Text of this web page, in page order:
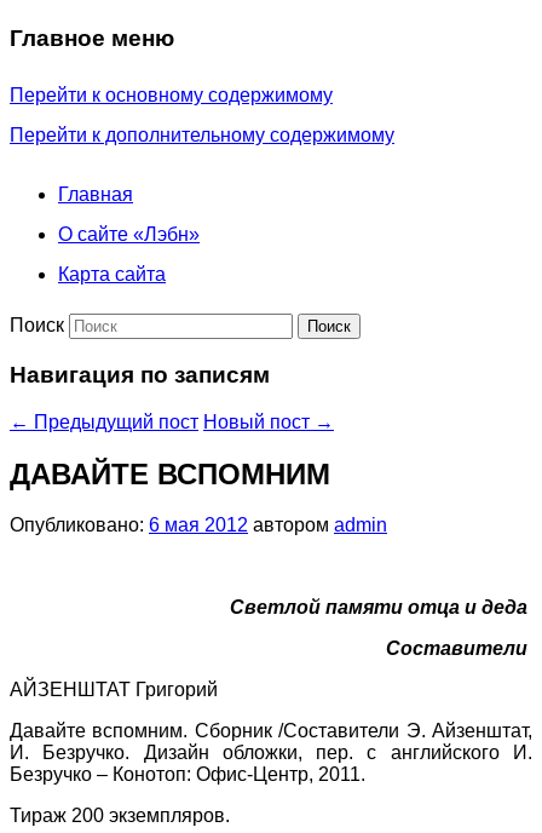
Главное меню
Перейти к основному содержимому
Перейти к дополнительному содержимому
Главная
О сайте «Лэбн»
Карта сайта
Поиск
Навигация по записям
← Предыдущий пост Новый пост →
ДАВАЙТЕ ВСПОМНИМ
Опубликовано: 6 мая 2012 автором admin
Светлой памяти отца и деда
Составители
АЙЗЕНШТАТ Григорий
Давайте вспомним. Сборник /Составители Э. Айзенштат,
И. Безручко. Дизайн обложки, пер. с английского И.
Безручко – Конотоп: Офис-Центр, 2011.
Тираж 200 экземпляров.